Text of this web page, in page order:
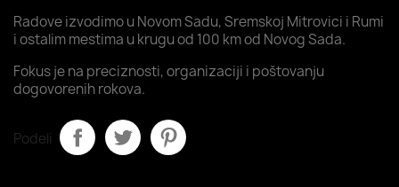
Radove izvodimo u Novom Sadu, Sremskoj Mitrovici i Rumi
i ostalim mestima u krugu od 100 km od Novog Sada.
Fokus je na preciznosti, organizaciji i poštovanju
dogovorenih rokova.
Podeli